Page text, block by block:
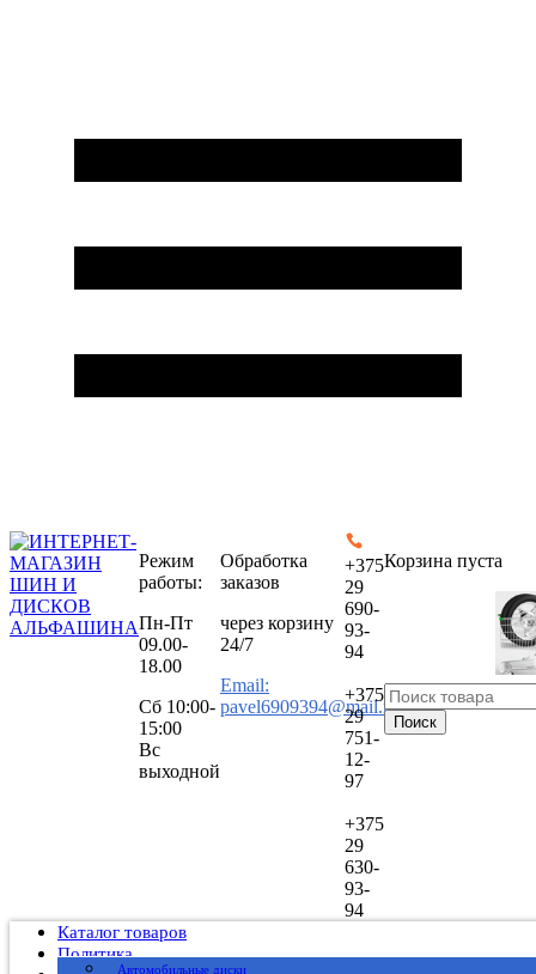
Режим
работы:
Пн-Пт
09.00-
18.00
Сб 10:00-
15:00
Вс
выходной
Обработка
заказов
через корзину
24/7
Email:
pavel6909394@mail.ru
+375
29
690-
93-
94
+375
29
751-
12-
97
+375
29
630-
93-
94
Корзина пуста
Поиск
Каталог товаров
Автомобильные диски
Политика